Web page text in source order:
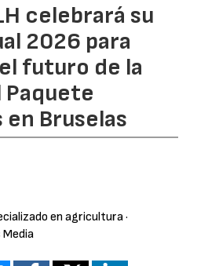
celebrará su
2026 para
futuro de la
Paquete
en Bruselas
en agricultura·